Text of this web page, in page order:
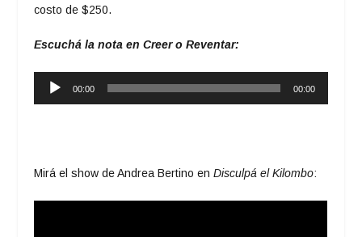
costo de $250.
Escuchá la nota en Creer o Reventar:
Reproductor
00:00 00:00
Mirá el show de Andrea Bertino enDisculpá el Kilombo: